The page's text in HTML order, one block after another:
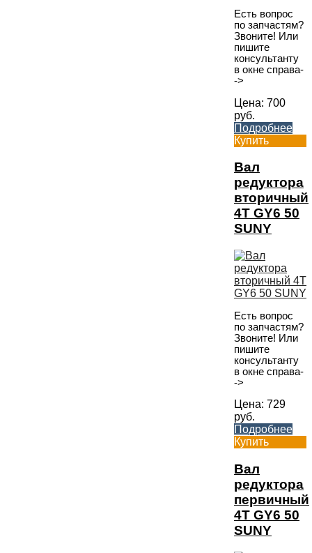
Есть вопрос
по запчастям?
Звоните! Или
пишите
консультанту
в окне справа-
->
Цена: 700
руб.
Подробнее
Купить
Вал
редуктора
вторичный
4T GY6 50
SUNY
Есть вопрос
по запчастям?
Звоните! Или
пишите
консультанту
в окне справа-
->
Цена: 729
руб.
Подробнее
Купить
Вал
редуктора
первичный
4T GY6 50
SUNY